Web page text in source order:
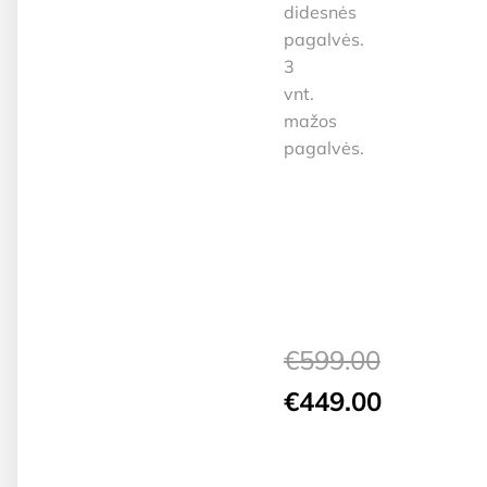
didesnės
pagalvės.
3
vnt.
mažos
pagalvės.
€599.00
Original
€449.00